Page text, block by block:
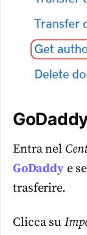
Entra nel
GoDaddye
trasferire.
Clicca su